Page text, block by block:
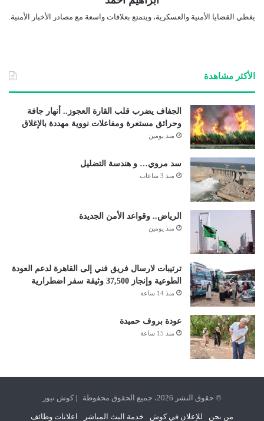
يغطي القضايا الأمنية والعسكرية، ويتمتع بعلاقات واسعة مع مصادر الأخبار الأمنية.
الأكثر مشاهدة
الجفاف يضرب قلب القارة العجوز.. أنهار جافة
وحرائق مستعرة ومفاعلات نووية مهددة بالإغلاق
منذ يومين
سد مروي… و هندسة التضليل
منذ 3 ساعات
الرياض.. وقواعد الأمن الجديدة
منذ يومين
ترتيبات لارسال فريق فني إلى القاهرة لدعم العودة
الطوعية وإنجاز 37,500 وثيقة سفر اضطرارية
منذ 14 ساعة
عودة بروف حميدة
منذ 15 ساعة
© حقوق النشر 2026، جميع الحقوق محفوظة | كوش نيوز
من نحن للإعلان في كوش خدمة البث المباشر اعلانات وظائف